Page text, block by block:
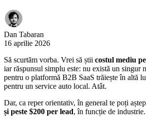
Dan Tabaran
16 aprilie 2026
Să scurtăm vorba. Vrei să știi costul mediu
iar răspunsul simplu este: nu există un singur
pentru o platformă B2B SaaS trăiește în altă
pentru un service auto local. Atât.
Dar, ca reper orientativ, în general te poți
și peste $200 per lead, în funcție de industrie.